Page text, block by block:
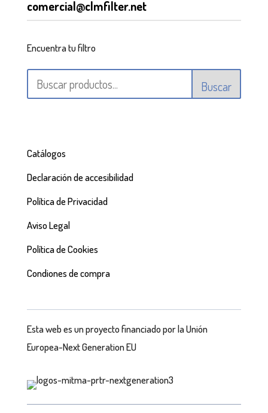
comercial@clmfilter.net
Encuentra tu filtro
Buscar
Catálogos
Declaración de accesibilidad
Política de Privacidad
Aviso Legal
Política de Cookies
Condiones de compra
Esta web es un proyecto financiado por la Unión
Europea-Next Generation EU